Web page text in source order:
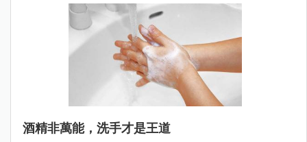
酒精非萬能，洗手才是王道